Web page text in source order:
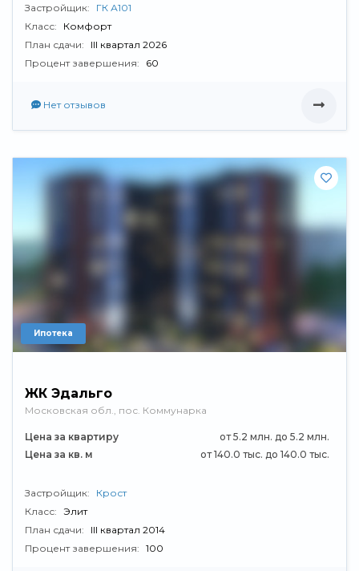
Застройщик:
ГК А101
Класс:
Комфорт
План сдачи:
III квартал 2026
Процент завершения:
60
Нет отзывов
Ипотека
ЖК Эдальго
Московская обл., пос. Коммунарка
Цена за квартиру
от 5.2 млн. до 5.2 млн.
Цена за кв. м
от 140.0 тыс. до 140.0 тыс.
Застройщик:
Крост
Класс: Элит
План сдачи:
III квартал 2014
Процент завершения: 100